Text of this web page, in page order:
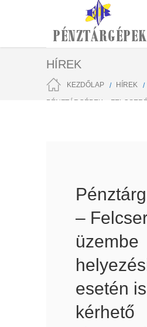
HÍREK
KEZDŐLAP HÍREK
PÉNZTÁRGÉPEK –
–
üzembe
esetén is
kérhető